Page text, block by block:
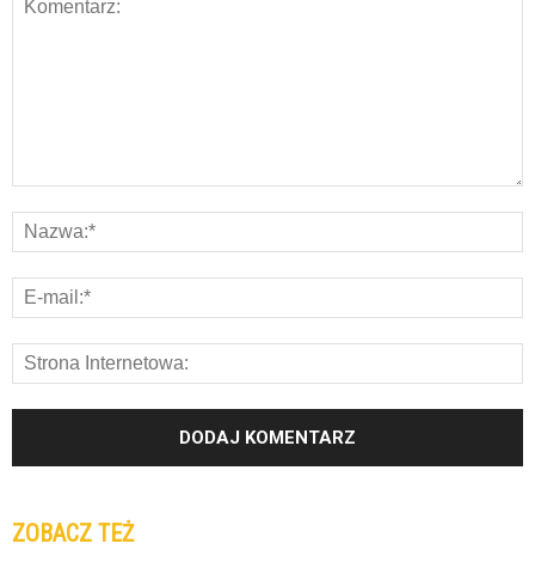
ZOBACZ TEŻ